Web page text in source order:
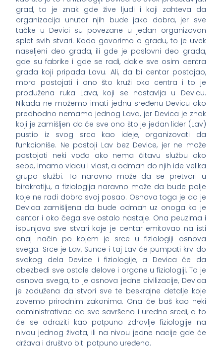
grad, to je znak gde žive ljudi i koji zahteva da
organizacija unutar njih bude jako dobra, jer sve
tačke u Devici su povezane u jedan organizovan
splet svih stvari. Kada govorimo o gradu, to je uvek
naseljeni deo grada, ili gde je poslovni deo grada,
gde su fabrike i gde se radi, dakle sve osim centra
grada koji pripada Lavu. Ali, da bi centar postojao,
mora postojati i ono što kruži oko centra i to je
produžena ruka Lava, koji se nastavlja u Devicu.
Nikada ne možemo imati jednu sređenu Devicu ako
predhodno nemamo jednog Lava, jer Devica je znak
koji je zamišljen da će sve ono što je jedan lider (Lav)
pustio iz svog srca kao ideje, organizovati da
funkcioniše. Ne postoji Lav bez Device, jer ne može
postojati neki vođa ako nema čitavu službu oko
sebe, imamo vladu i vlast, a odmah do njih ide velika
grupa službi. To naravno može da se pretvori u
birokratiju, a fiziologija naravno može da bude polje
koje ne radi dobro svoj posao. Osnova toga je da je
Devica zamišljena da bude odmah uz onoga ko je
centar i oko čega sve ostalo nastaje. Ona peuzima i
ispunjava sve stvari koje je centar emitovao na isti
onaj način po kojem je srce u fiziologiji osnova
svega. Srce je Lav, Sunce i taj Lav će pumpati krv do
svakog dela Device i fiziologije, a Devica će da
obezbedi sve ostale delove i organe u fiziologiji. To je
osnova svega, to je osnova jedne civilizacije, Devica
je zadužena da stvori sve te beskrajne detalje koje
zovemo prirodnim zakonima. Ona će baš kao neki
administrativac da sve savršeno i uredno sredi, a to
će se odraziti kao potpuno zdravlje fiziologije na
nivou jednog života, ili na nivou jedne nacije gde će
država i društvo biti potpuno uređeno.